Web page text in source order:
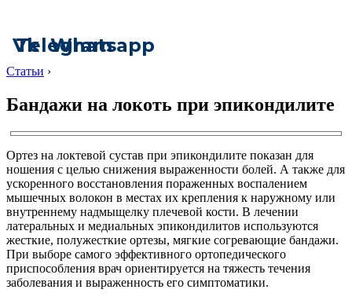
Vk
Telegram
Whatsapp
Статьи ›
Бандажи на локоть при эпикондилите
Ортез на локтевой сустав при эпикондилите показан для
ношения с целью снижения выраженности болей. А также для
ускоренного восстановления пораженных воспалением
мышечных волокон в местах их крепления к наружному или
внутреннему надмыщелку плечевой кости. В лечении
латеральных и медиальных эпикондилитов используются
жесткие, полужесткие ортезы, мягкие согревающие бандажи.
При выборе самого эффективного ортопедического
приспособления врач ориентируется на тяжесть течения
заболевания и выраженность его симптоматики.